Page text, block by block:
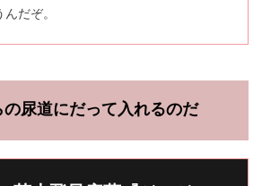
だぞ。
尿道にだって入れるのだ